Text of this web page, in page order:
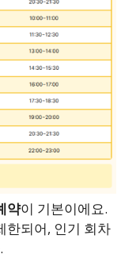
약이 기본이에요.
한되어, 인기 회차